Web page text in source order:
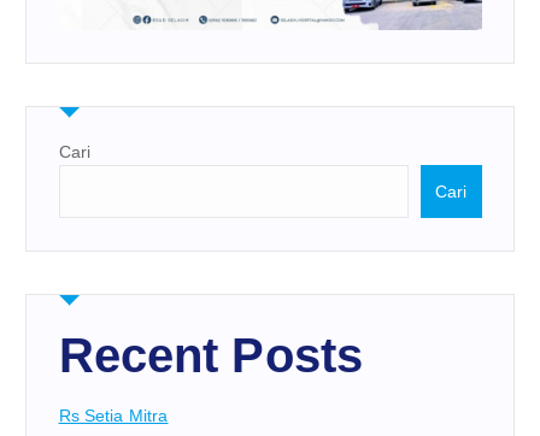
Cari
Cari
Recent Posts
Rs Setia Mitra